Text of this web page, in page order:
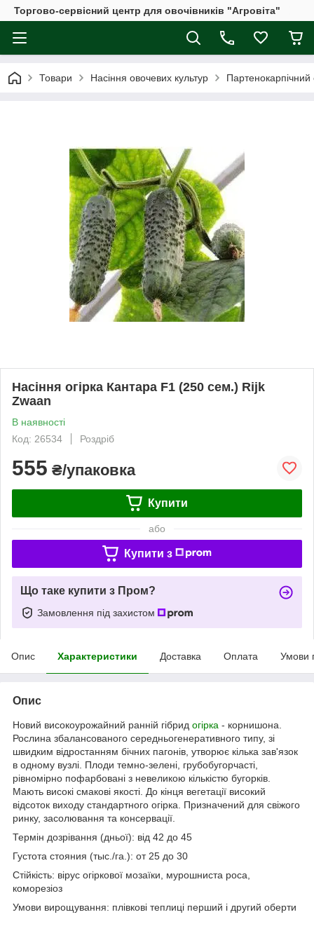
Торгово-сервісний центр для овочівників "Агровіта"
Товари Насіння овочевих культур Партенокарпічний
Насіння огірка Кантара F1 (250 сем.) Rijk
Zwaan
В наявності
Код: 26534
Роздріб
555 ₴/упаковка
Купити
або
Купити з
Що таке купити з Пром?
Замовлення під захистом
Опис Характеристики Доставка Оплата Умови
Опис
Новий високоурожайний ранній гібрид огірка - корнишона.
Рослина збалансованого середньогенеративного типу, зі
швидким відростанням бічних пагонів, утворює кілька зав'язок
в одному вузлі. Плоди темно-зелені, грубобугорчасті,
рівномірно пофарбовані з невеликою кількістю бугорків.
Мають високі смакові якості. До кінця вегетації високий
відсоток виходу стандартного огірка. Призначений для свіжого
ринку, засолювання та консервації.
Термін дозрівання (дньої): від 42 до 45
Густота стояния (тыс./га.): от 25 до 30
Стійкість: вірус огіркової мозаїки, мурошниста роса,
коморезіоз
Умови вирощування: плівкові теплиці перший і другий оберти